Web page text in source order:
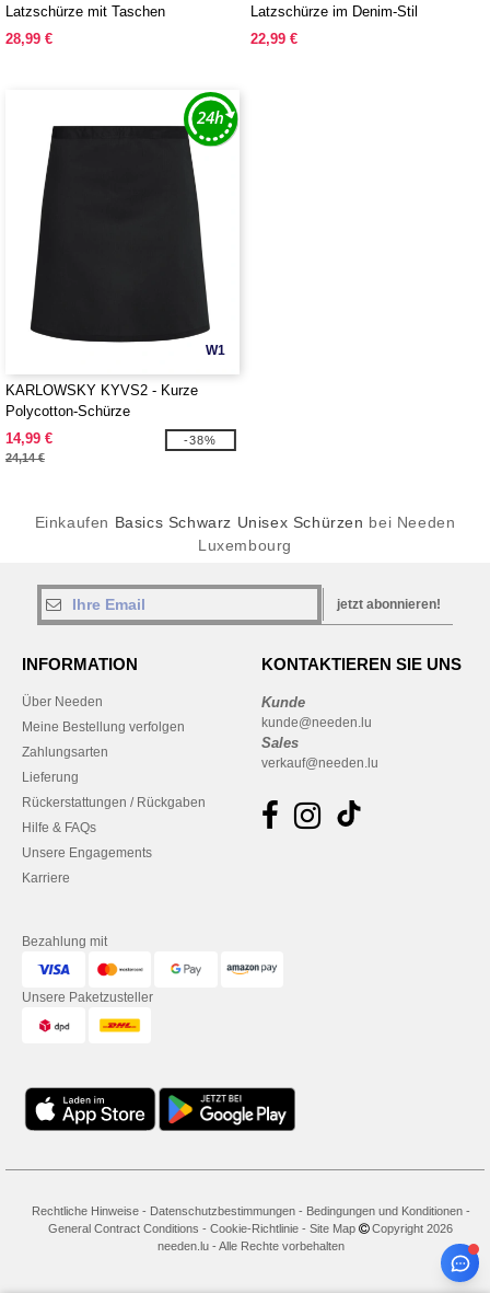
Latzschürze mit Taschen
28,99 €
Latzschürze im Denim-Stil
22,99 €
W1
KARLOWSKY KYVS2 - Kurze
Polycotton-Schürze
14,99 €
24,14 €
-38%
Einkaufen Basics Schwarz Unisex Schürzen bei Needen
Luxembourg
jetzt abonnieren!
INFORMATION
Über Needen
Meine Bestellung verfolgen
Zahlungsarten
Lieferung
Rückerstattungen / Rückgaben
Hilfe & FAQs
Unsere Engagements
Karriere
KONTAKTIEREN SIE UNS
Kunde
kunde@needen.lu
Sales
verkauf@needen.lu
Bezahlung mit
Unsere Paketzusteller
Rechtliche Hinweise- Datenschutzbestimmungen- Bedingungen und Konditionen-
General Contract Conditions - Cookie-Richtlinie - Site Map
Copyright 2026
needen.lu - Alle Rechte vorbehalten